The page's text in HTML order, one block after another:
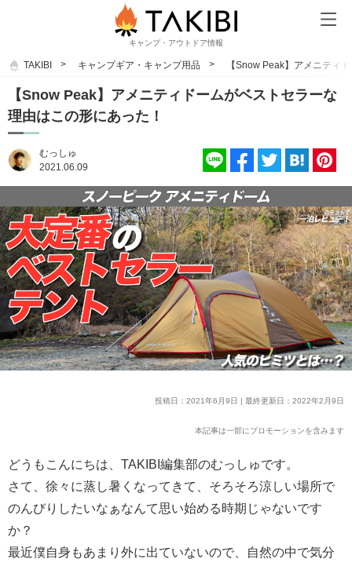
キャンプ・アウトドア情報
TAKIBI キャンプギア・キャンプ用品 【Snow Peak】アメニティ
【Snow Peak】アメニティドームがベストセラーな
理由はこの形にあった！
むっしゅ
2021.06.09
投稿日：2021年6月9日 | 最終更新日：2022年2月9日
本記事は一部にプロモーションを含みます
どうもこんにちは、TAKIBI編集部のむっしゅです。
さて、徐々に蒸し暑くなってきて、そろそろ涼しい場所で
のんびりしたいなぁなんて思い始める時期じゃないです
か？
最近僕自身もあまり外に出ていないので、自然の中で気分